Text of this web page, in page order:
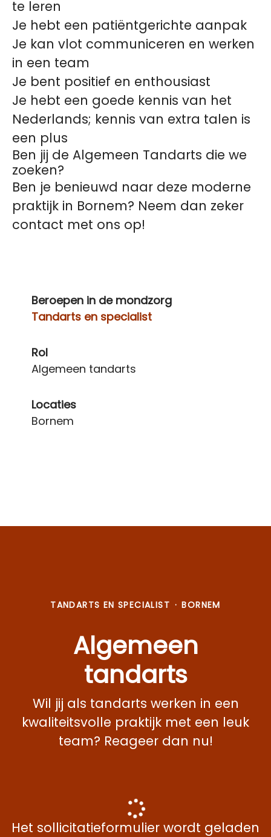
te leren
Je hebt een patiëntgerichte aanpak
Je kan vlot communiceren en werken
in een team
Je bent positief en enthousiast
Je hebt een goede kennis van het
Nederlands; kennis van extra talen is
een plus
Ben jij de Algemeen Tandarts die we
zoeken?
Ben je benieuwd naar deze moderne
praktijk in Bornem? Neem dan zeker
contact met ons op!
Beroepen in de mondzorg
Tandarts en specialist
Rol
Algemeen tandarts
Locaties
Bornem
TANDARTS EN SPECIALIST · BORNEM
Algemeen
tandarts
Wil jij als tandarts werken in een
kwaliteitsvolle praktijk met een leuk
team? Reageer dan nu!
Het sollicitatieformulier wordt geladen